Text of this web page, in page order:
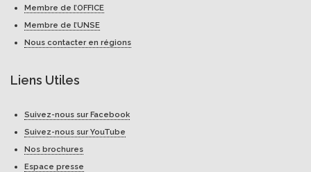
Membre de l’OFFICE
Membre de l’UNSE
Nous contacter en régions
Liens Utiles
Suivez-nous sur Facebook
Suivez-nous sur YouTube
Nos brochures
Espace presse